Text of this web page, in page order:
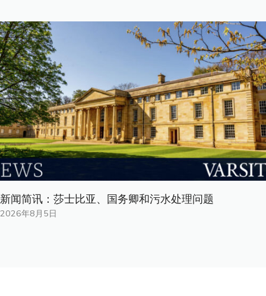
新闻简讯：莎士比亚、国务卿和污水处理问题
2026年8月5日